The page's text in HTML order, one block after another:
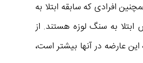
افرادی که سابقه ابتلا به
به سنگ لوزه هستند. از
عارضه در آنها بیشتر است،